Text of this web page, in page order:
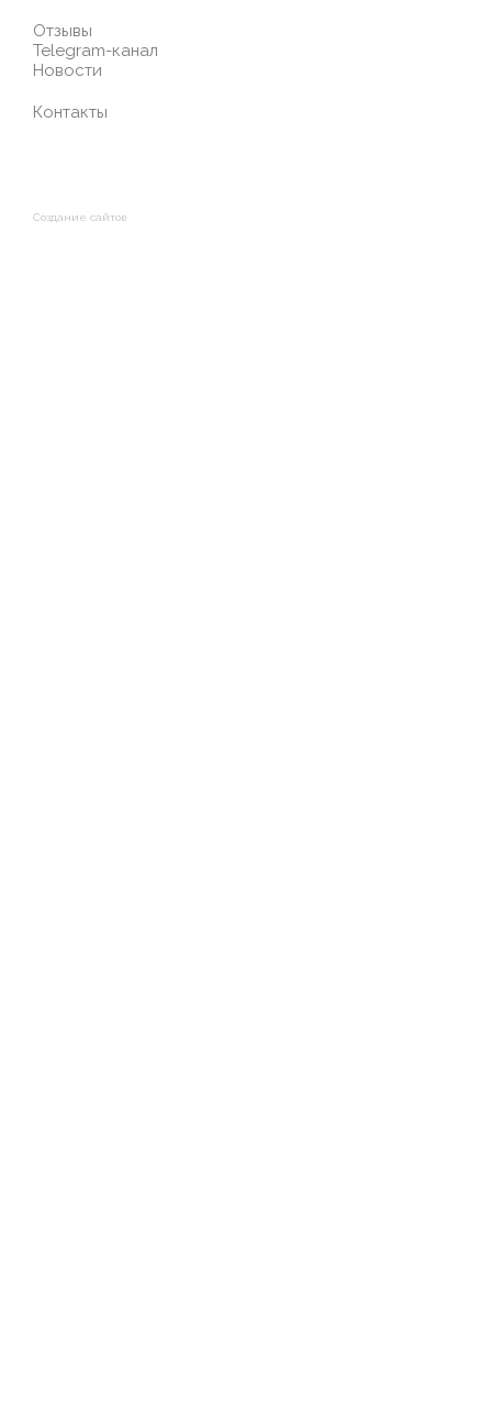
Отзывы
Telegram-канал
Новости
Контакты
Создание сайтов